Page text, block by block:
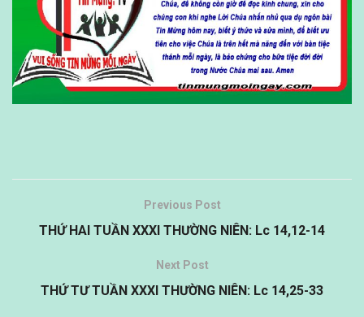
Previous Post
THỨ HAI TUẦN XXXI THƯỜNG NIÊN: Lc 14,12-14
Next Post
THỨ TƯ TUẦN XXXI THƯỜNG NIÊN: Lc 14,25-33